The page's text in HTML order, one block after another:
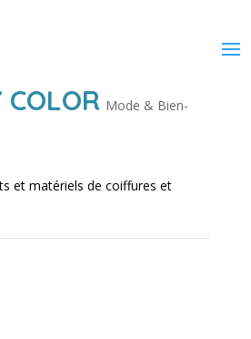
Mode & Bien-
et matériels de coiffures et